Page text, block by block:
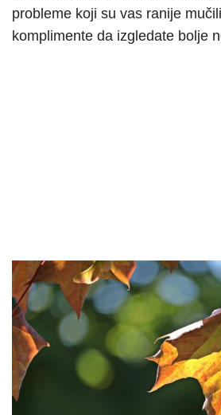
probleme koji su vas ranije
komplimente da izgledate bolje